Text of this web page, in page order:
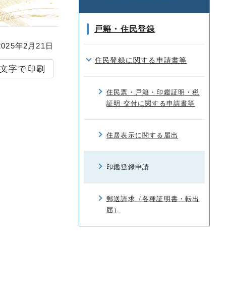
年2月21日
字で印刷
戸籍・住民登録
住民登録に関する申請書等
住民票・戸籍・印鑑証明・税
証明 交付に関する申請書等
住居表示に関する届出
印鑑登録申請
郵送請求（各種証明書・転出
届）